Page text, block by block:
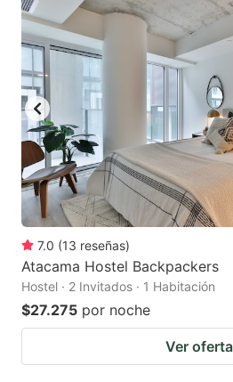
7.0 (13 reseñas)
Atacama Hostel Backpackers
Hostel · 2 Invitados · 1 Habitación
$27.275 por noche
Ver oferta